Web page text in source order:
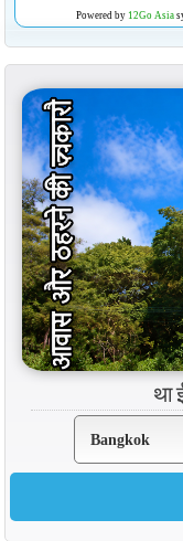
Powered by 12Go Asia